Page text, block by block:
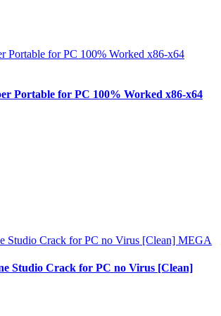
Portable for PC 100% Worked x86-x64
Portable for PC 100% Worked x86-x64
Studio Crack for PC no Virus [Clean] MEGA
Studio Crack for PC no Virus [Clean]